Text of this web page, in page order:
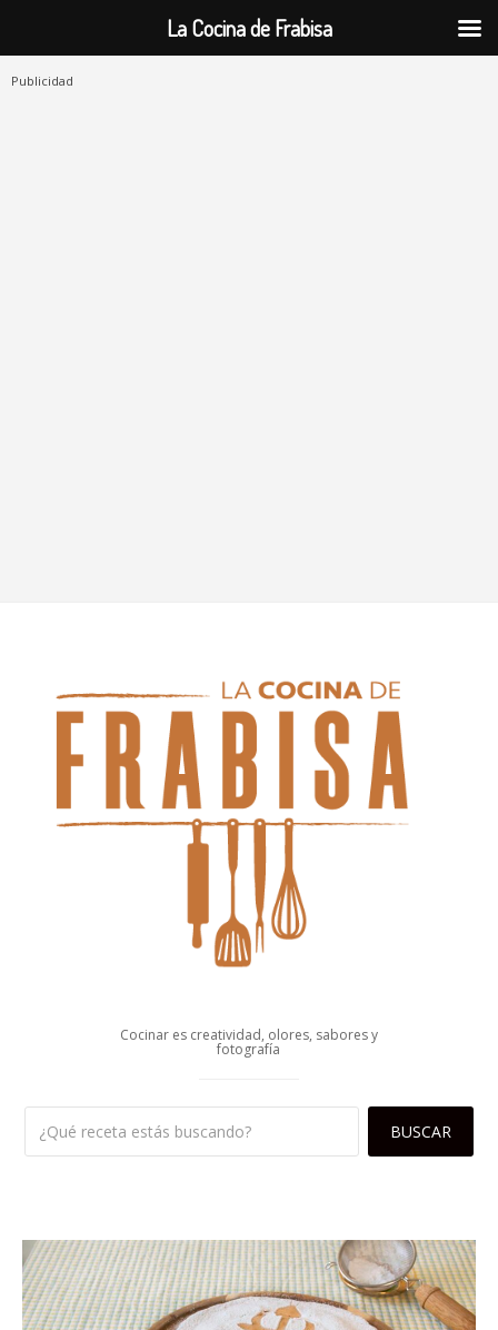
Publicidad
Cocinar es creatividad, olores, sabores y
fotografía
La Cocina de Frabisa